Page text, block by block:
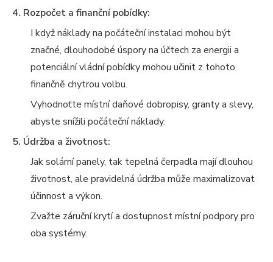
4. Rozpočet a finanční pobídky:
I když náklady na počáteční instalaci mohou být
značné, dlouhodobé úspory na účtech za energii a
potenciální vládní pobídky mohou učinit z tohoto
finančně chytrou volbu.
Vyhodnoťte místní daňové dobropisy, granty a slevy,
abyste snížili počáteční náklady.
5. Údržba a životnost:
Jak solární panely, tak tepelná čerpadla mají dlouhou
životnost, ale pravidelná údržba může maximalizovat
účinnost a výkon.
Zvažte záruční krytí a dostupnost místní podpory pro
oba systémy.